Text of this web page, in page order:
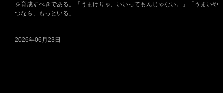
を育成すべきである。「うまけりゃ、いいってもんじゃない。」「うまいや
つなら、もっといる」
2026年06月23日